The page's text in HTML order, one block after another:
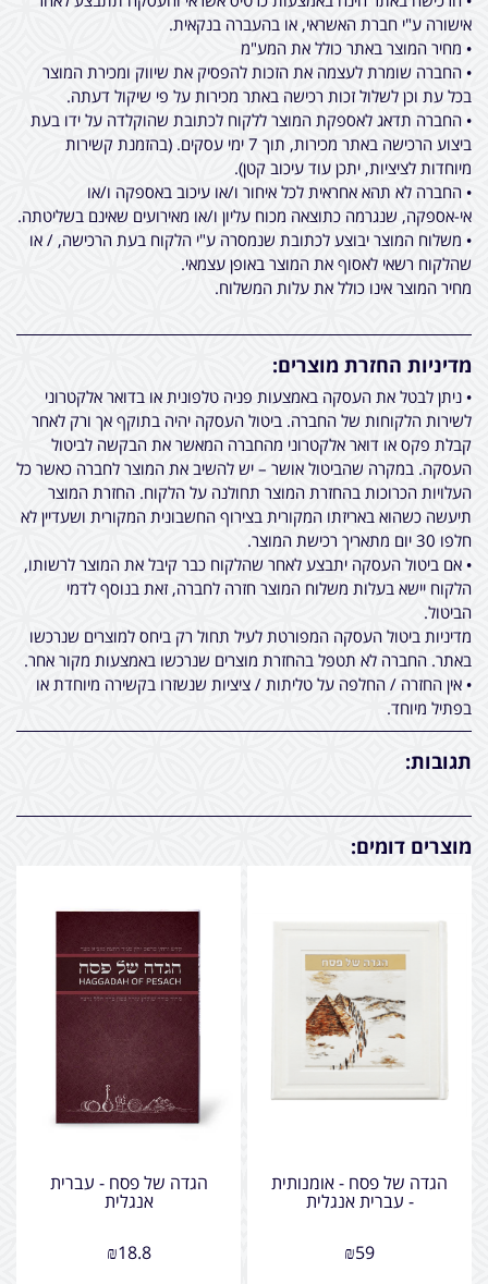
אישורה ע"י חברת האשראי, או בהעברה בנקאית.
• מחיר המוצר באתר כולל את המע"מ
• החברה שומרת לעצמה את הזכות להפסיק את שיווק ומכירת המוצר
בכל עת וכן לשלול זכות רכישה באתר מכירות על פי שיקול דעתה.
• החברה תדאג לאספקת המוצר ללקוח לכתובת שהוקלדה על ידו בעת
ביצוע הרכישה באתר מכירות, תוך 7 ימי עסקים. (בהזמנת קשירות
מיוחדות לציציות, יתכן עוד עיכוב קטן).
• החברה לא תהא אחראית לכל איחור ו/או עיכוב באספקה ו/או
אי-אספקה, שנגרמה כתוצאה מכוח עליון ו/או מאירועים שאינם בשליטתה.
• משלוח המוצר יבוצע לכתובת שנמסרה ע"י הלקוח בעת הרכישה, / או
שהלקוח רשאי לאסוף את המוצר באופן עצמאי.
מחיר המוצר אינו כולל את עלות המשלוח.
מדיניות החזרת מוצרים:
• ניתן לבטל את העסקה באמצעות פניה טלפונית או בדואר אלקטרוני
לשירות הלקוחות של החברה. ביטול העסקה יהיה בתוקף אך ורק לאחר
קבלת פקס או דואר אלקטרוני מהחברה המאשר את הבקשה לביטול
העסקה. במקרה שהביטול אושר – יש להשיב את המוצר לחברה כאשר כל
העלויות הכרוכות בהחזרת המוצר תחולנה על הלקוח. החזרת המוצר
תיעשה כשהוא באריזתו המקורית בצירוף החשבונית המקורית ושעדיין לא
חלפו 30 יום מתאריך רכישת המוצר.
• אם ביטול העסקה יתבצע לאחר שהלקוח כבר קיבל את המוצר לרשותו,
הלקוח יישא בעלות משלוח המוצר חזרה לחברה, זאת בנוסף לדמי
הביטול.
מדיניות ביטול העסקה המפורטת לעיל תחול רק ביחס למוצרים שנרכשו
באתר. החברה לא תטפל בהחזרת מוצרים שנרכשו באמצעות מקור אחר.
• אין החזרה / החלפה על טליתות / ציציות שנשזרו בקשירה מיוחדת או
בפתיל מיוחד.
תגובות:
מוצרים דומים:
הגדה של פסח - אומנותית
- עברית אנגלית
₪59
הגדה של פסח - עברית
אנגלית
₪18.8